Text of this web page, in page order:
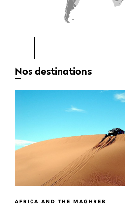
Nos destinations
AFRICA AND THE MAGHREB